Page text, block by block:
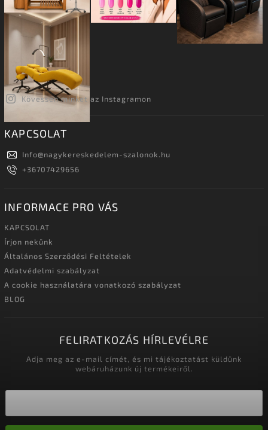
Kövessen minket az Instagramon
KAPCSOLAT
Info@nagykereskedelem-szalonok.hu
+36707429656
INFORMACE PRO VÁS
KAPCSOLAT
Írjon nekünk
Általános Szerződési Feltételek
Adatvédelmi szabályzat
A cookie használatára vonatkozó szabályzat
BLOG
FELIRATKOZÁS HÍRLEVÉLRE
Adja meg az e-mail címét, és mi tájékoztatást küldünk
webáruházunk új termékeiről.